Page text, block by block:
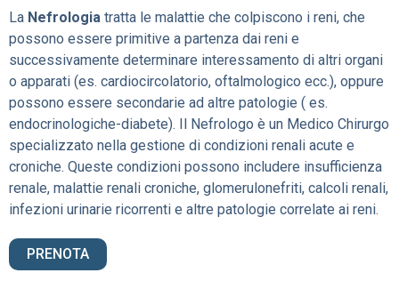
La Nefrologia tratta le malattie che colpiscono i reni, che
possono essere primitive a partenza dai reni e
successivamente determinare interessamento di altri organi
o apparati (es. cardiocircolatorio, oftalmologico ecc.), oppure
possono essere secondarie ad altre patologie ( es.
endocrinologiche-diabete). Il Nefrologo è un Medico Chirurgo
specializzato nella gestione di condizioni renali acute e
croniche. Queste condizioni possono includere insufficienza
renale, malattie renali croniche, glomerulonefriti, calcoli renali,
infezioni urinarie ricorrenti e altre patologie correlate ai reni.
PRENOTA